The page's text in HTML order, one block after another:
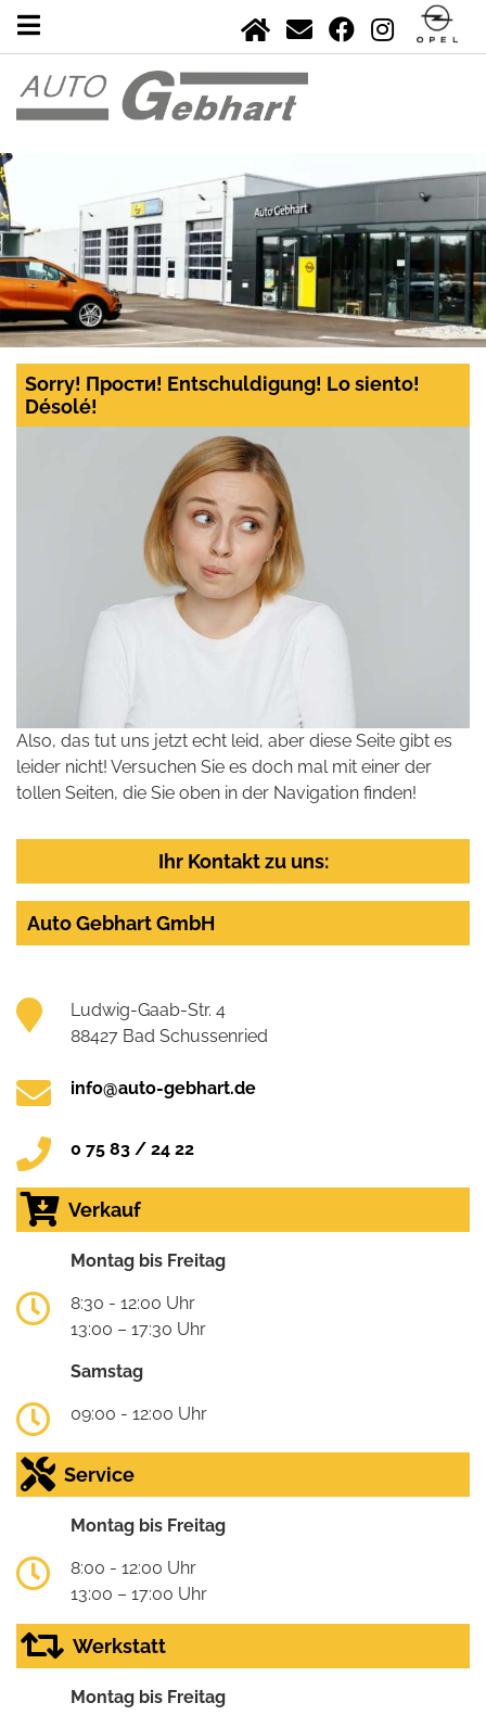
Sorry! Прости! Entschuldigung! Lo siento!
Désolé!
Also, das tut uns jetzt echt leid, aber diese Seite gibt es
leider nicht! Versuchen Sie es doch mal mit einer der
tollen Seiten, die Sie oben in der Navigation finden!
Ihr Kontakt zu uns:
Auto Gebhart GmbH
Ludwig-Gaab-Str. 4
88427 Bad Schussenried
info@auto-gebhart.de
0 75 83 / 24 22
Verkauf
Montag bis Freitag
8:30 - 12:00 Uhr
13:00 – 17:30 Uhr
Samstag
09:00 - 12:00 Uhr
Service
Montag bis Freitag
8:00 - 12:00 Uhr
13:00 – 17:00 Uhr
Werkstatt
Montag bis Freitag